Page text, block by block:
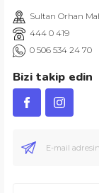
Sultan Orhan
444 0 419
0 506 534 24 70
Bizi takip edin